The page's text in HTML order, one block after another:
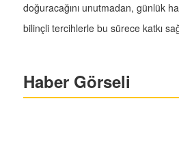
doğuracağını unutmadan, günlük
bilinçli tercihlerle bu sürece katkı
Haber Görseli